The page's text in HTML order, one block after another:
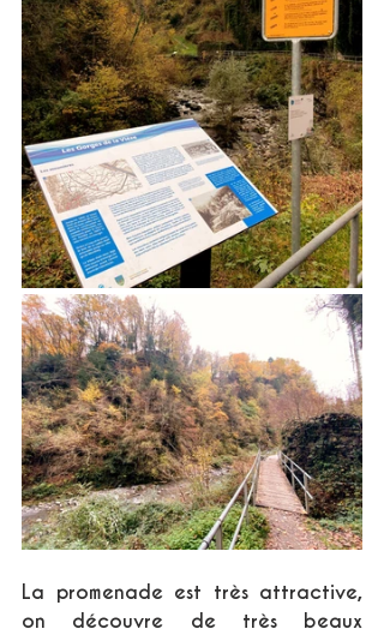
La promenade est très attractive,
on découvre de très beaux